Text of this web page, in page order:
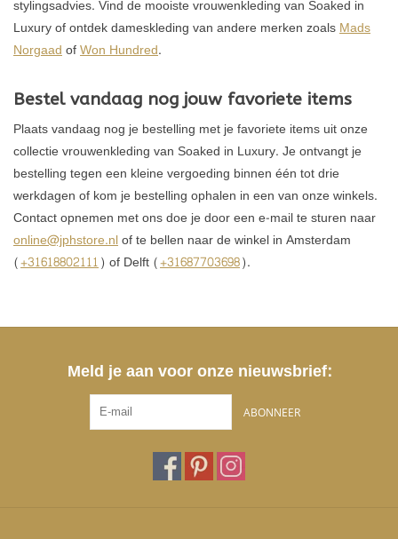
stylingsadvies. Vind de mooiste vrouwenkleding van Soaked in
Luxury of ontdek dameskleding van andere merken zoalsMads
NorgaadofWon Hundred.
Bestel vandaag nog jouw favoriete items
Plaats vandaag nog je bestelling met je favoriete items uit onze
collectie vrouwenkleding van Soaked in Luxury. Je ontvangt je
bestelling tegen een kleine vergoeding binnen één tot drie
werkdagen of kom je bestelling ophalen in een van onze winkels.
Contact opnemen met ons doe je door een e-mail te sturen naar
online@jphstore.nlof te bellen naar de winkel in Amsterdam
(+31618802111) of Delft (+31687703698).
Meld je aan voor onze nieuwsbrief:
ABONNEER